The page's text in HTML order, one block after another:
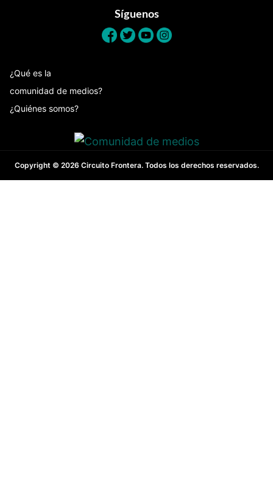
Síguenos
¿Qué es la
comunidad de medios?
¿Quiénes somos?
Copyright © 2026 Circuito Frontera. Todos los derechos reservados.